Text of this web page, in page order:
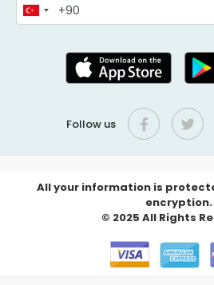
Follow us
All your information is
encryption.
© 2025 All Rights